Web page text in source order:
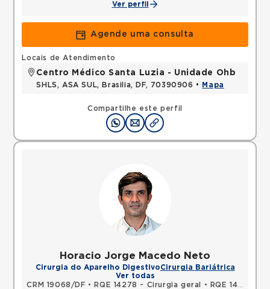
Ver perfil
Agende uma consulta
Compartilhe este perfil
Locais de Atendimento
Centro Médico Santa Luzia - Unidade Ohb
SHLS, ASA SUL, Brasilia, DF, 70390906 • Mapa
Horacio Jorge Macedo Neto
Cirurgia do Aparelho DigestivoCirurgia Bariátrica
Ver todas
CRM 19068/DF • RQE 14278 - Cirurgia geral •
RQE 14279 - Cirurgia do aparelho digestivo